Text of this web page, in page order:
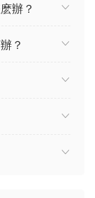
辦？
？